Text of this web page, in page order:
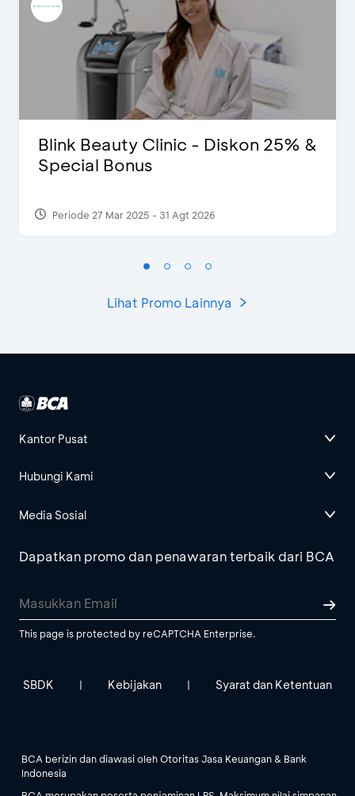
Blink Beauty Clinic - Diskon 25% &
Special Bonus
Periode 27 Mar 2025 - 31 Agt 2026
Lihat Promo Lainnya
Kantor Pusat
Hubungi Kami
Media Sosial
Dapatkan promo dan penawaran terbaik dari BCA
This page is protected by reCAPTCHA Enterprise.
SBDK | Kebijakan | Syarat dan Ketentuan
BCA berizin dan diawasi oleh Otoritas Jasa Keuangan & Bank
Indonesia